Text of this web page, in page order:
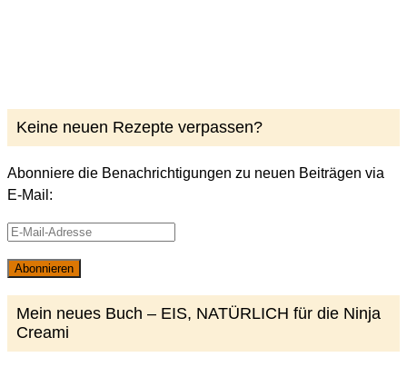
Keine neuen Rezepte verpassen?
Abonniere die Benachrichtigungen zu neuen Beiträgen via
E-Mail:
E-
Adresse
Abonnieren
Mein neues Buch – EIS, NATÜRLICH für die Ninja
Creami